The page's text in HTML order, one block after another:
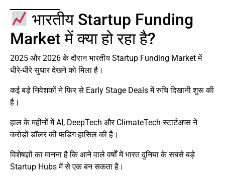
भारतीय Startup Funding
Market में क्या हो रहा है?
2025 और 2026 के दौरान भारतीय Startup Funding Market में
धीरे-धीरे सुधार देखने को मिला है।
कई बड़े निवेशकों ने फिर से Early Stage Deals में रुचि दिखानी शुरू की
है।
हाल के महीनों में AI, DeepTech और ClimateTech स्टार्टअप्स ने
करोड़ों डॉलर की फंडिंग हासिल की है।
विशेषज्ञों का मानना है कि आने वाले वर्षों में भारत दुनिया के सबसे बड़े
Startup Hubs में से एक बन सकता है।